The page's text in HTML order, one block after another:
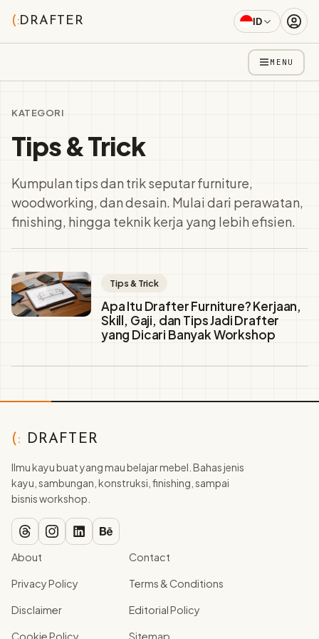
(:DRAFTER ID
MENU
KATEGORI
Tips & Trick
Kumpulan tips dan trik seputar furniture,
woodworking, dan desain. Mulai dari perawatan,
finishing, hingga teknik kerja yang lebih efisien.
Tips & Trick
Apa Itu Drafter Furniture? Kerjaan,
Skill, Gaji, dan Tips Jadi Drafter
yang Dicari Banyak Workshop
(: DRAFTER
Ilmu kayu buat yang mau belajar mebel. Bahas jenis
kayu, sambungan, konstruksi, finishing, sampai
bisnis workshop.
About Contact
Privacy Policy Terms & Conditions
Disclaimer Editorial Policy
Cookie Policy Sitemap